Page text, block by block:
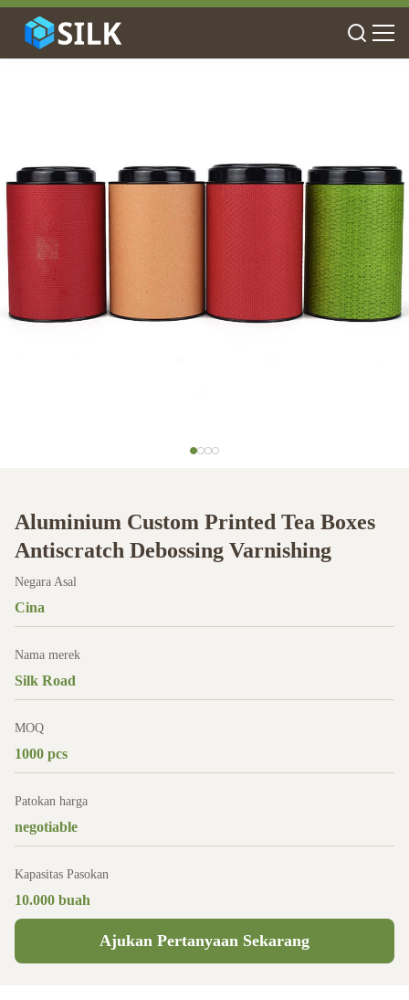
Aluminium Custom Printed Tea Boxes
Antiscratch Debossing Varnishing
Negara Asal
Cina
Nama merek
Silk Road
MOQ
1000 pcs
Patokan harga
negotiable
Kapasitas Pasokan
10.000 buah
Ajukan Pertanyaan Sekarang